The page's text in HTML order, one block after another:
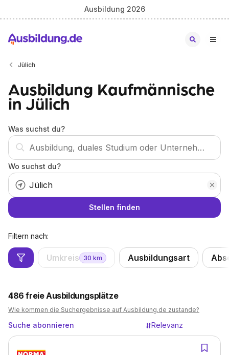
Ausbildung 2026
Jülich
Ausbildung Kaufmännische
in Jülich
Was suchst du?
Wo suchst du?
Stellen finden
Filtern nach:
Umkreis 30 km Ausbildungsart
486 freie Ausbildungsplätze
Wie kommen die Suchergebnisse auf Ausbildung.de zustande?
Suche abonnieren Relevanz